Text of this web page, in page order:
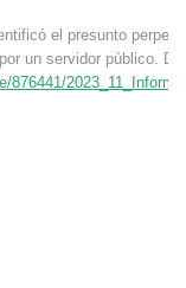
el presunto
un servidor público.